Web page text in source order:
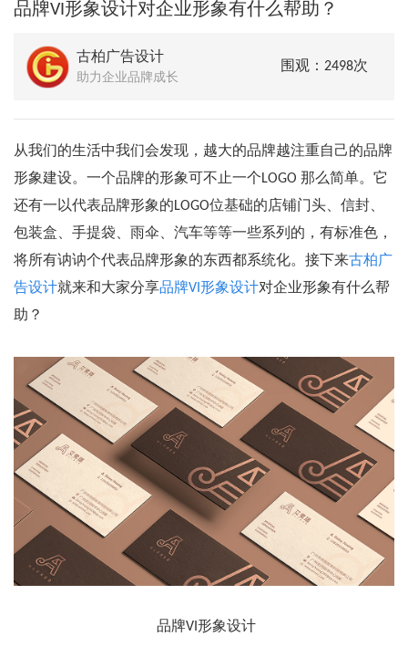
品牌VI形象设计对企业形象有什么帮助？
古柏广告设计
助力企业品牌成长
围观：2498次
从我们的生活中我们会发现，越大的品牌越注重自己的品牌
形象建设。一个品牌的形象可不止一个LOGO 那么简单。它
还有一以代表品牌形象的LOGO位基础的店铺门头、信封、
包装盒、手提袋、雨伞、汽车等等一些系列的，有标准色，
将所有讷讷个代表品牌形象的东西都系统化。接下来古柏广
告设计就来和大家分享品牌VI形象设计对企业形象有什么帮
助？
品牌VI形象设计